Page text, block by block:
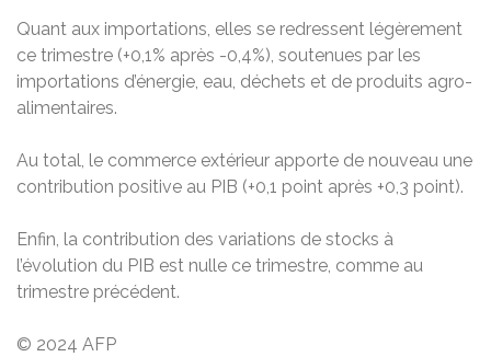
Quant aux importations, elles se redressent légèrement
ce trimestre (+0,1% après -0,4%), soutenues par les
importations d’énergie, eau, déchets et de produits agro-
alimentaires.
Au total, le commerce extérieur apporte de nouveau une
contribution positive au PIB (+0,1 point après +0,3 point).
Enfin, la contribution des variations de stocks à
l’évolution du PIB est nulle ce trimestre, comme au
trimestre précédent.
© 2024 AFP